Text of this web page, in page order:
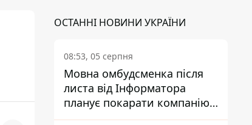
ОСТАННІ НОВИНИ УКРАЇНИ
08:53, 05 серпня
Мовна омбудсменка після
листа від Інформатора
планує покарати компанію-
підрядника ПриватБанку